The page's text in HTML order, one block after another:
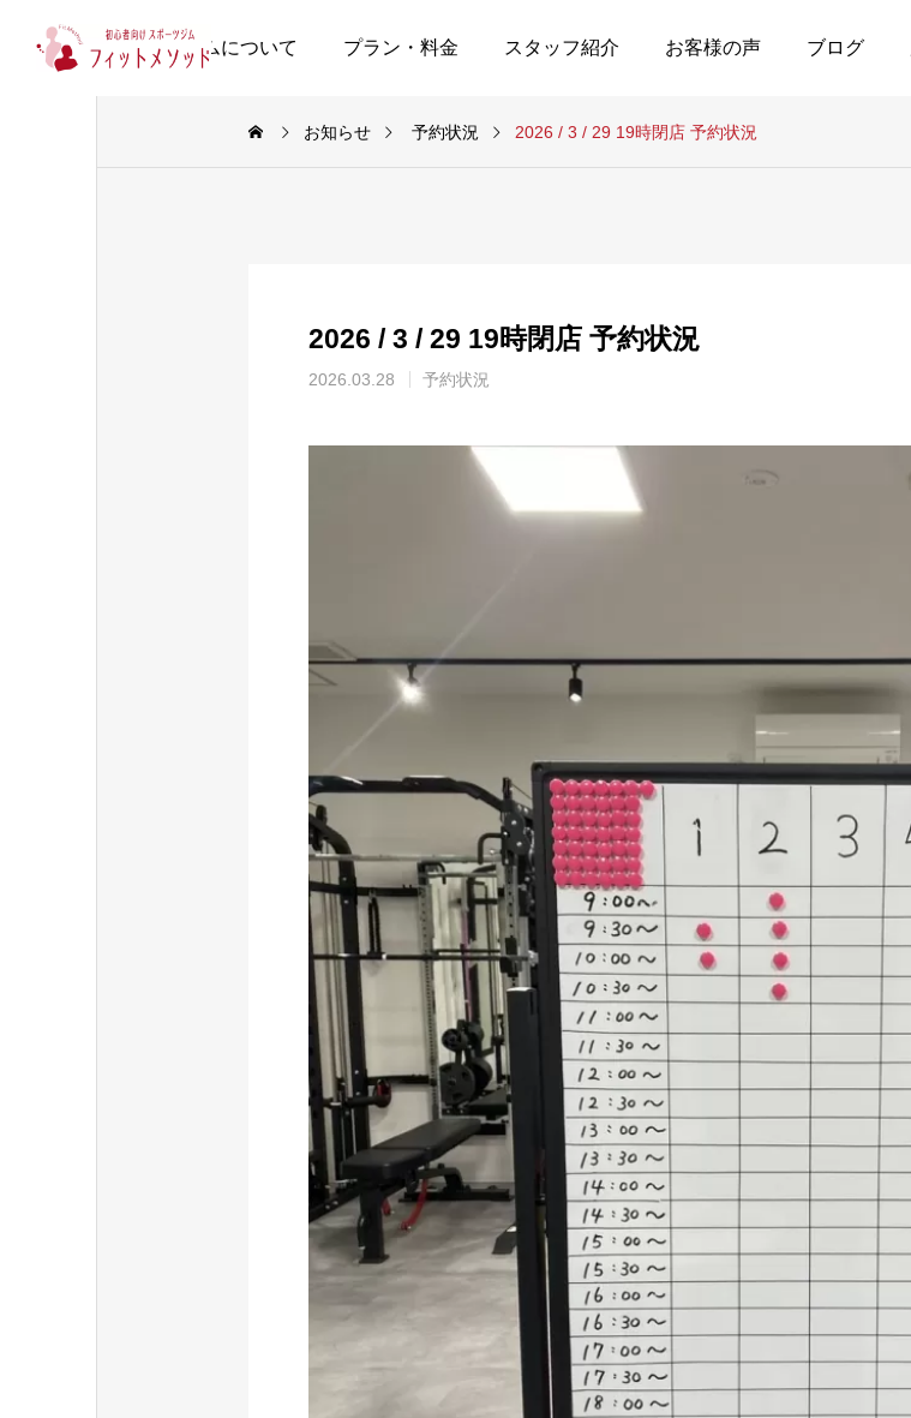
当ジムについて プラン・料金 スタッフ紹介 お客様の声 ブログ
お知らせ 予約状況 2026 / 3 / 29 19時閉店 予約状況
2026 / 3 / 29 19時閉店 予約状況
2026.03.28 予約状況